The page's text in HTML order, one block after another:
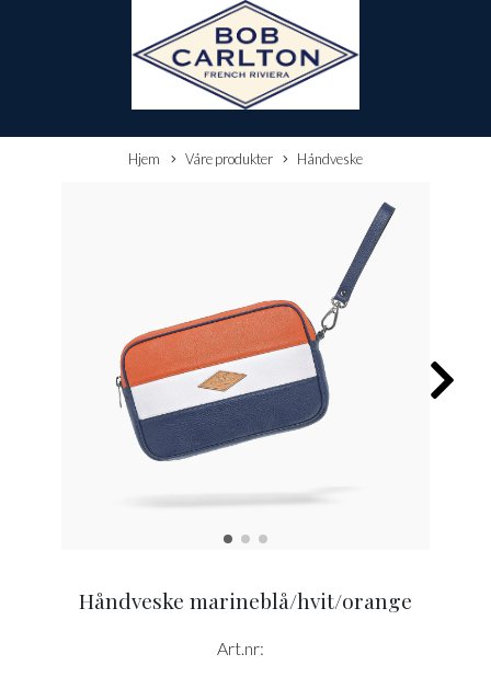
Hjem Våre produkter Håndveske
Håndveske marineblå/hvit/orange
Art.nr: